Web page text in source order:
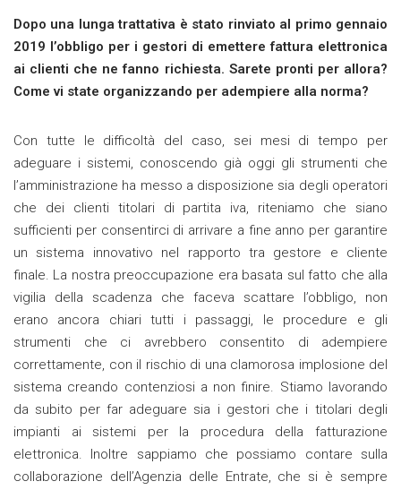
Dopo una lunga trattativa è stato rinviato al primo gennaio
2019 l’obbligo per i gestori di emettere fattura elettronica
ai clienti che ne fanno richiesta. Sarete pronti per allora?
Come vi state organizzando per adempiere alla norma?
Con tutte le difficoltà del caso, sei mesi di tempo per
adeguare i sistemi, conoscendo già oggi gli strumenti che
l’amministrazione ha messo a disposizione sia degli operatori
che dei clienti titolari di partita iva, riteniamo che siano
sufficienti per consentirci di arrivare a fine anno per garantire
un sistema innovativo nel rapporto tra gestore e cliente
finale. La nostra preoccupazione era basata sul fatto che alla
vigilia della scadenza che faceva scattare l’obbligo, non
erano ancora chiari tutti i passaggi, le procedure e gli
strumenti che ci avrebbero consentito di adempiere
correttamente, con il rischio di una clamorosa implosione del
sistema creando contenziosi a non finire. Stiamo lavorando
da subito per far adeguare sia i gestori che i titolari degli
impianti ai sistemi per la procedura della fatturazione
elettronica. Inoltre sappiamo che possiamo contare sulla
collaborazione dell’Agenzia delle Entrate, che si è sempre